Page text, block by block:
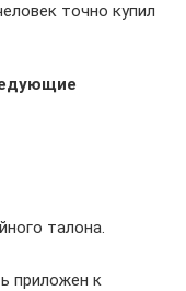
точно купил
талона.
приложен к